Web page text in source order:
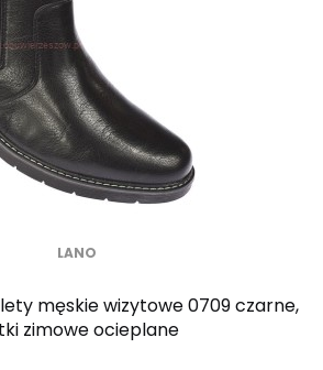
LANO
męskie wizytowe 0709 czarne,
zimowe ocieplane